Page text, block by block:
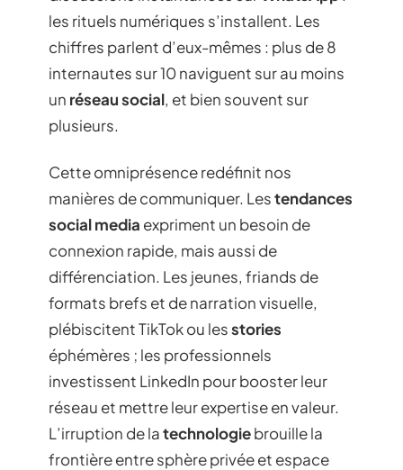
les rituels numériques s’installent. Les
chiffres parlent d’eux-mêmes : plus de 8
internautes sur 10 naviguent sur au moins
un réseau social, et bien souvent sur
plusieurs.
Cette omniprésence redéfinit nos
manières de communiquer. Lestendances
social media expriment un besoin de
connexion rapide, mais aussi de
différenciation. Les jeunes, friands de
formats brefs et de narration visuelle,
plébiscitent TikTok ou lesstories
éphémères ; les professionnels
investissent LinkedIn pour booster leur
réseau et mettre leur expertise en valeur.
L’irruption de latechnologiebrouille la
frontière entre sphère privée et espace